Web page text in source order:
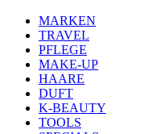
MARKEN
TRAVEL
PFLEGE
MAKE-UP
HAARE
DUFT
K-BEAUTY
TOOLS